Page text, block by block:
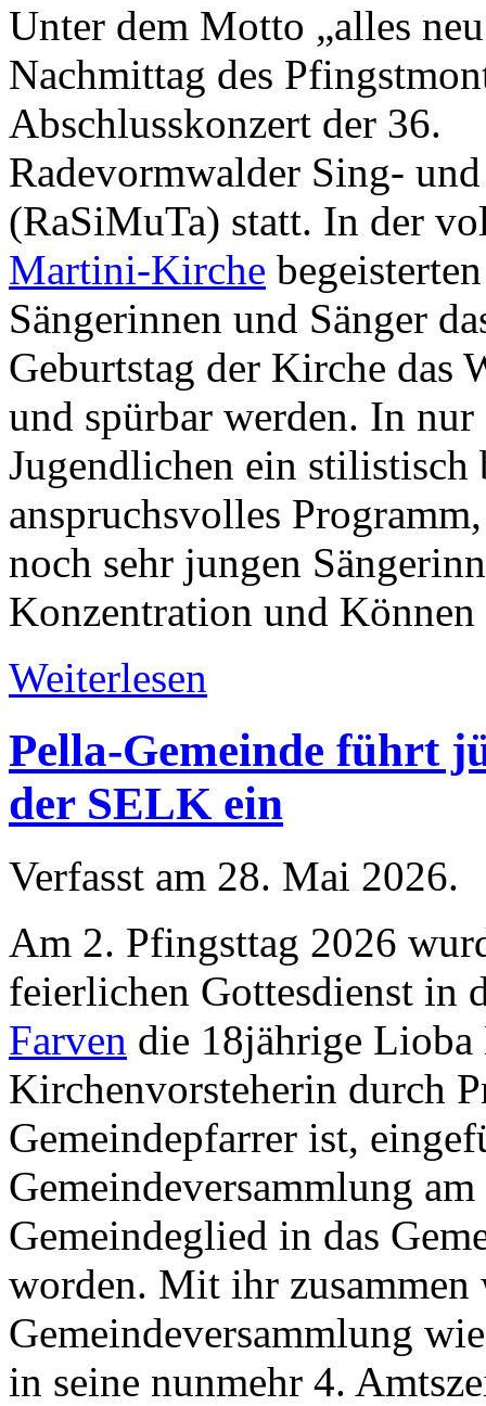
Unter dem Motto „alles
Nachmittag des
Abschlusskonzert der 36.
Radevormwalder Sing-
(RaSiMuTa) statt. In der
Martini-Kirche
Sängerinnen und Sänger
Geburtstag der Kirche das
und spürbar werden. In
Jugendlichen ein stilistisch
anspruchsvolles
noch sehr jungen
Konzentration und Können
Weiterlesen
Pella-Gemeinde führt
der SELK ein
Verfasst am 28. Mai 2026.
Am 2. Pfingsttag 2026
feierlichen Gottesdienst in
Farven die 18jährige
Kirchenvorsteherin durch
Gemeindepfarrer ist,
Gemeindeversammlung
Gemeindeglied in das
worden. Mit ihr zusammen
Gemeindeversammlung
in seine nunmehr 4.